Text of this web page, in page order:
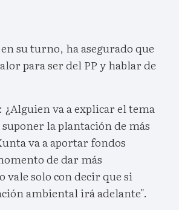
su turno, ha asegurado que
para ser del PP y hablar de
¿Alguien va a explicar el tema
la plantación de más
va a aportar fondos
de dar más
vale solo con decir que si
ambiental irá adelante".